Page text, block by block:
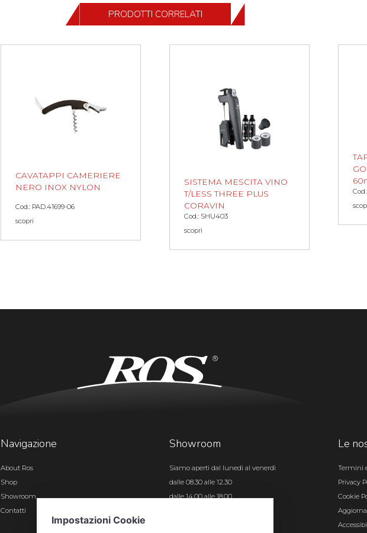
PRODOTTI CORRELATI
CAVATAPPI CAMERIERE
NERO INOX NYLON
Cod.: PAD.41699-06
scopri
SISTEMA MESCITA VINO
T/LESS THREE PLUS
CORAVIN
Cod.: SHU403
scopri
Navigazione
About Ros
Shop
Showroom
Contatti
Showroom
Siamo aperti dal lunedì al venerdì
dalle 08.30 alle 12.30
dalle 14.00 alle 18.00
Le
Termini
Privacy
Cookie